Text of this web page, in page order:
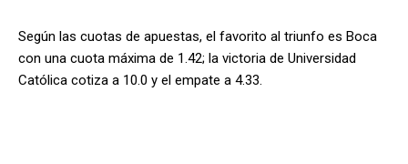
Según las cuotas de apuestas, el favorito al triunfo es Boca
con una cuota máxima de 1.42; la victoria de Universidad
Católica cotiza a 10.0 y el empate a 4.33.